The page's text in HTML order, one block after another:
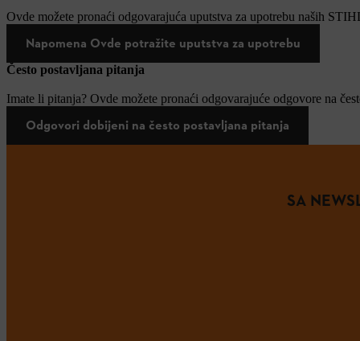
Ovde možete pronaći odgovarajuća uputstva za upotrebu naših
Napomena Ovde potražite uputstva za upotrebu
Često postavljana pitanja
Imate li pitanja? Ovde možete pronaći odgovarajuće odgovore na
Odgovori dobijeni na često postavljana pitanja
SA